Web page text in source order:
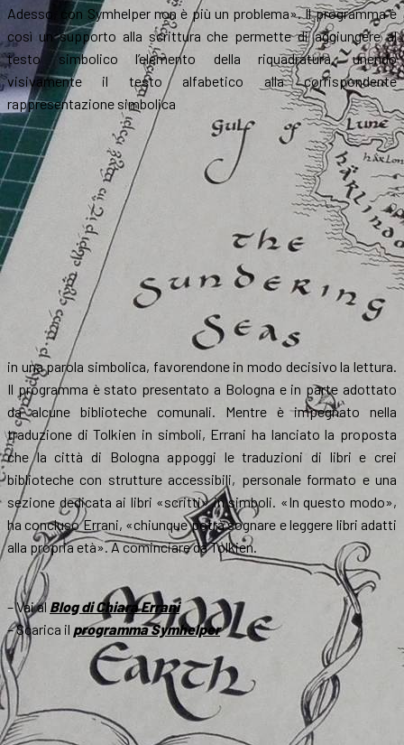
Adesso, con Symhelper non è più un problema». Il programma è
così un supporto alla scrittura che permette di aggiungere al
testo simbolico l’elemento della riquadratura, unendo
visivamente il testo alfabetico alla corrispondente
rappresentazione simbolica
in una parola simbolica, favorendone in modo decisivo la lettura.
Il programma è stato presentato a Bologna e in parte adottato
da alcune biblioteche comunali. Mentre è impegnato nella
traduzione di Tolkien in simboli, Errani ha lanciato la proposta
che la città di Bologna appoggi le traduzioni di libri e crei
biblioteche con strutture accessibili, personale formato e una
sezione dedicata ai libri «scritti» in simboli. «In questo modo»,
ha concluso Errani, «chiunque potrà sognare e leggere libri adatti
alla propria età». A cominciare da Tolkien.
– Vai al Blog di Chiara Errani
– Scarica il programma Symhelper
.